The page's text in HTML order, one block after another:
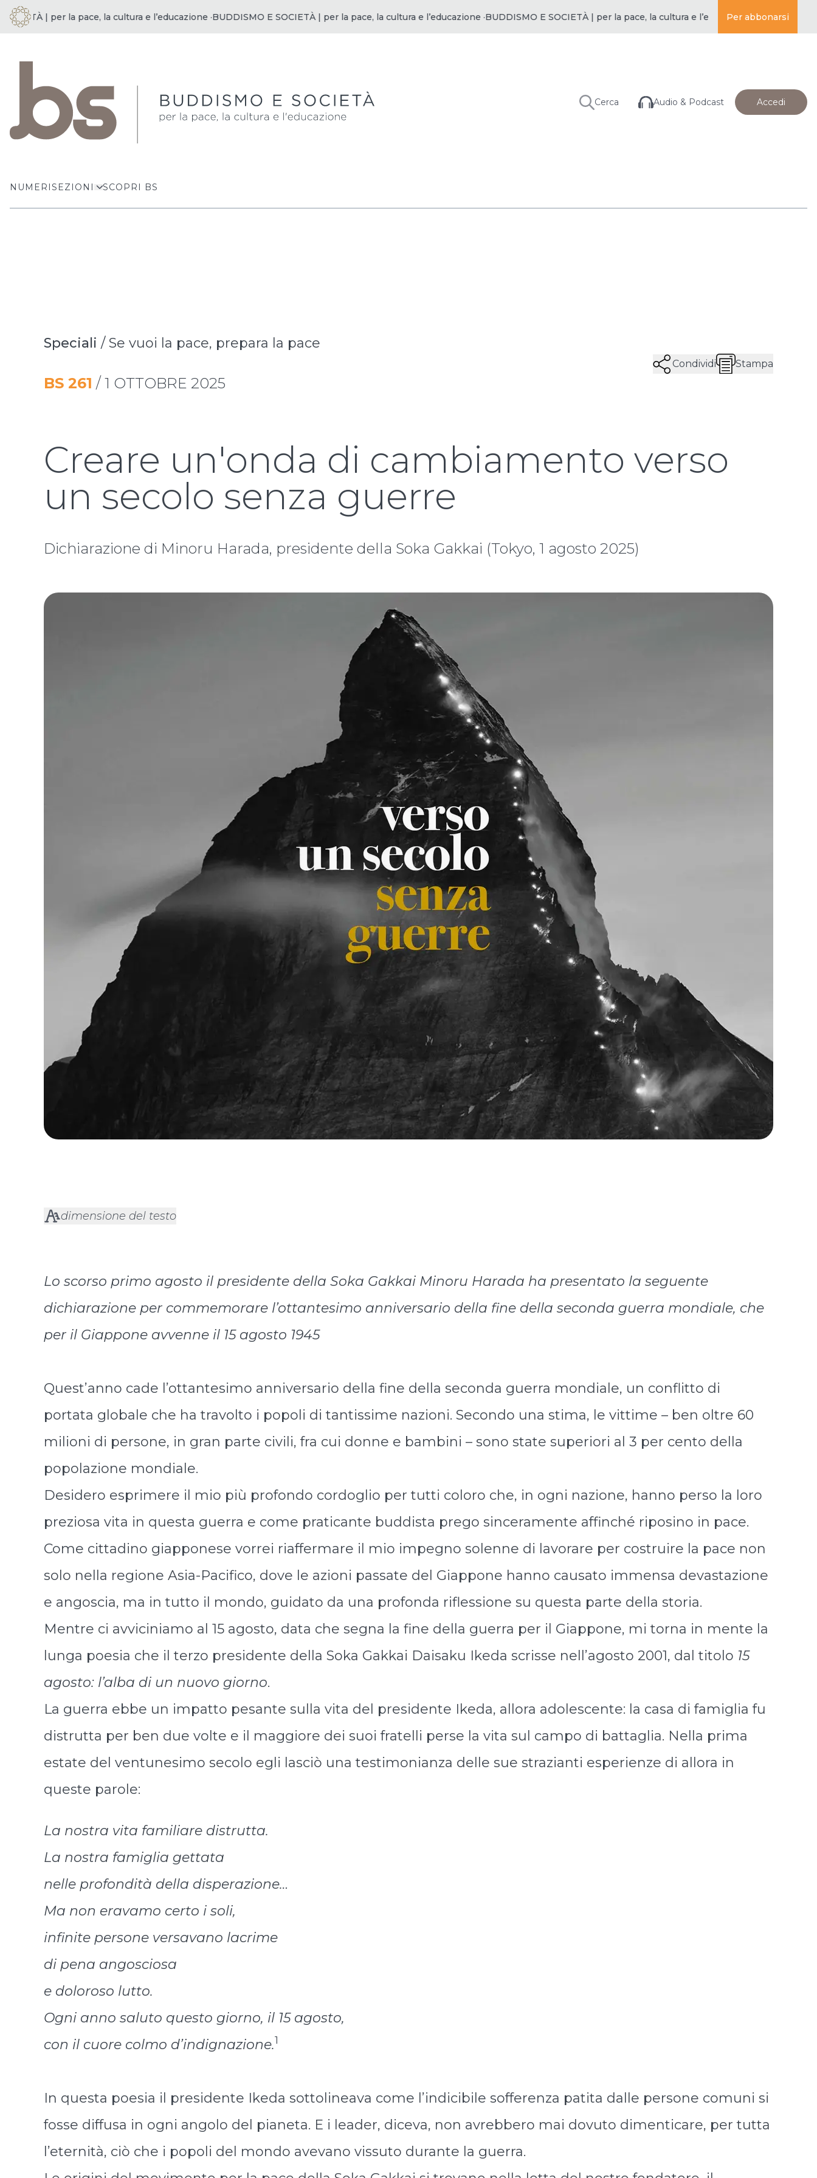
| per la pace, la cultura e l’educazione ·BUDDISMO E SOCIETÀ | per la pace, la cultura e l’educazione ·BUDDISMO E SOCIETÀ | per la pace, la cultura e l’educazione ·BUDDISMO E
Per abbonarsi
Cerca Audio & Podcast Accedi
NUMERISEZIONI SCOPRI BS
Speciali /Se vuoi la pace, prepara la pace
BS 261 / 1 OTTOBRE 2025
Condividi Stampa
Creare un'onda di cambiamento verso
un secolo senza guerre
Dichiarazione di Minoru Harada, presidente della Soka Gakkai (Tokyo, 1 agosto 2025)
dimensione del testo
Lo scorso primo agosto il presidente della Soka Gakkai Minoru Harada ha presentato la seguente
dichiarazione per commemorare l’ottantesimo anniversario della fine della seconda guerra mondiale, che
per il Giappone avvenne il 15 agosto 1945
Quest’anno cade l’ottantesimo anniversario della fine della seconda guerra mondiale, un conflitto di
portata globale che ha travolto i popoli di tantissime nazioni. Secondo una stima, le vittime – ben oltre 60
milioni di persone, in gran parte civili, fra cui donne e bambini – sono state superiori al 3 per cento della
popolazione mondiale.
Desidero esprimere il mio più profondo cordoglio per tutti coloro che, in ogni nazione, hanno perso la loro
preziosa vita in questa guerra e come praticante buddista prego sinceramente affinché riposino in pace.
Come cittadino giapponese vorrei riaffermare il mio impegno solenne di lavorare per costruire la pace non
solo nella regione Asia-Pacifico, dove le azioni passate del Giappone hanno causato immensa devastazione
e angoscia, ma in tutto il mondo, guidato da una profonda riflessione su questa parte della storia.
Mentre ci avviciniamo al 15 agosto, data che segna la fine della guerra per il Giappone, mi torna in mente la
lunga poesia che il terzo presidente della Soka Gakkai Daisaku Ikeda scrisse nell’agosto 2001, dal titolo 15
agosto: l’alba di un nuovo giorno.
La guerra ebbe un impatto pesante sulla vita del presidente Ikeda, allora adolescente: la casa di famiglia fu
distrutta per ben due volte e il maggiore dei suoi fratelli perse la vita sul campo di battaglia. Nella prima
estate del ventunesimo secolo egli lasciò una testimonianza delle sue strazianti esperienze di allora in
queste parole:
La nostra vita familiare distrutta.
La nostra famiglia gettata
nelle profondità della disperazione…
Ma non eravamo certo i soli,
infinite persone versavano lacrime
di pena angosciosa
e doloroso lutto.
Ogni anno saluto questo giorno, il 15 agosto,
con il cuore colmo d’indignazione.1
In questa poesia il presidente Ikeda sottolineava come l’indicibile sofferenza patita dalle persone comuni si
fosse diffusa in ogni angolo del pianeta. E i leader, diceva, non avrebbero mai dovuto dimenticare, per tutta
l’eternità, ciò che i popoli del mondo avevano vissuto durante la guerra.